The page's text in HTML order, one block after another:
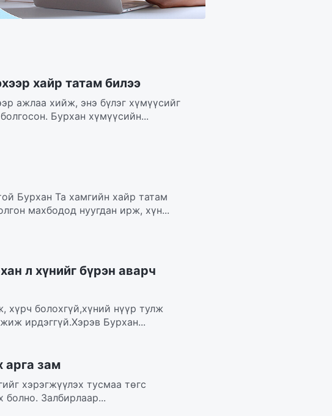
хайр татам билээ
ажлаа хийж, энэ бүлэг хүмүүсийг
Бурхан хүмүүсийн...
Бурхан Та хамгийн хайр татам
махбодод нуугдан ирж, хүн...
л хүнийг бүрэн аварч
хүрч болохгүй,хүний нүүр тулж
ирдэггүй.Хэрэв Бурхан...
арга зам
хэрэгжүүлэх тусмаа төгс
болно. Залбирлаар...